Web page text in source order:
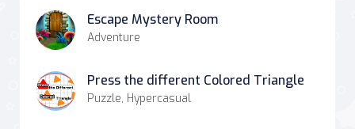
Escape Mystery Room
Adventure
Press the different Colored Triangle
Puzzle, Hypercasual